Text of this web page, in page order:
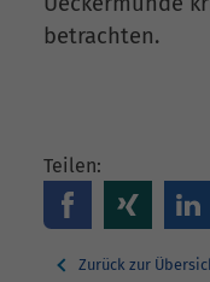
betrachten.
Teilen:
Zurück zur